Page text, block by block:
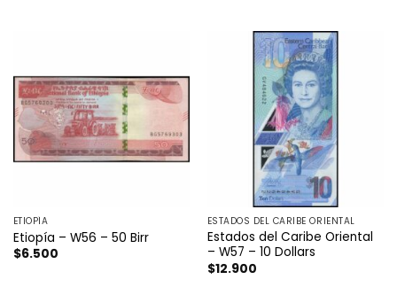
ETIOPÍA
Etiopía – W56 – 50 Birr
$6.500
ESTADOS DEL CARIBE ORIENTAL
Estados del Caribe Oriental
– W57 – 10 Dollars
$12.900